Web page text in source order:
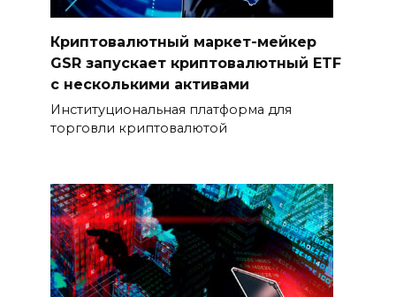
Криптовалютный маркет-мейкер
GSR запускает криптовалютный ETF
с несколькими активами
Институциональная платформа для
торговли криптовалютой